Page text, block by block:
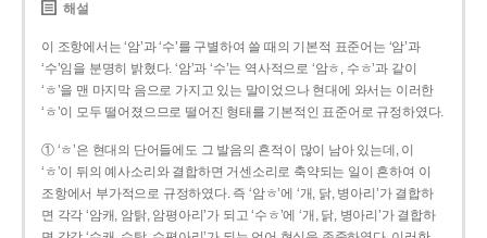
해설
이 조항에서는 ‘암’과 ‘수’를 구별하여 쓸 때의 기본적 표준어는 ‘암’과
‘수’임을 분명히 밝혔다. ‘암’과 ‘수’는 역사적으로 ‘암ㅎ, 수ㅎ’과 같이
‘ㅎ’을 맨 마지막 음으로 가지고 있는 말이었으나 현대에 와서는 이러한
‘ㅎ’이 모두 떨어졌으므로 떨어진 형태를 기본적인 표준어로 규정하였다.
① ‘ㅎ’은 현대의 단어들에도 그 발음의 흔적이 많이 남아 있는데, 이
‘ㅎ’이 뒤의 예사소리와 결합하면 거센소리로 축약되는 일이 흔하여 이
조항에서 부가적으로 규정하였다. 즉 ‘암ㅎ’에 ‘개, 닭, 병아리’가 결합하
면 각각 ‘암캐, 암탉, 암평아리’가 되고 ‘수ㅎ’에 ‘개, 닭, 병아리’가 결합하